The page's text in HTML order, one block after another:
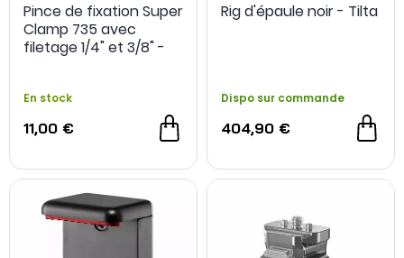
Pince de fixation Super
Clamp 735 avec
filetage 1/4" et 3/8" -
En stock
11,00 €
Rig d'épaule noir - Tilta
Dispo sur commande
404,90 €